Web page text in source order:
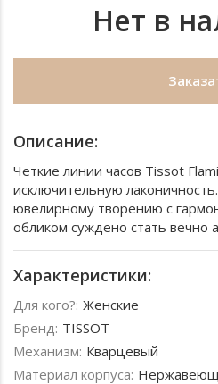
Нет в
Описание:
Четкие линии часов Tissot
исключительную
ювелирному творению с
обликом суждено стать вечно
Характеристики:
Для кого?: Женские
Бренд: TISSOT
Механизм: Кварцевый
Материал корпуса: